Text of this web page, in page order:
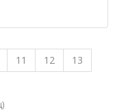
11 12
13